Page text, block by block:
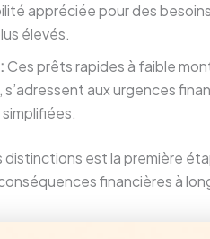
appréciée pour des
élevés.
Ces prêts rapides à faible
aux urgences
distinctions est la première
financières à